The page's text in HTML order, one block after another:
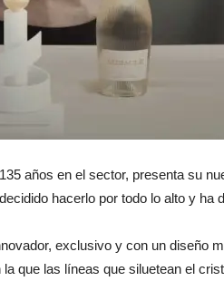
años en el sector, presenta su
hacerlo por todo lo alto y ha
exclusivo y con un diseño
que las líneas que siluetean el